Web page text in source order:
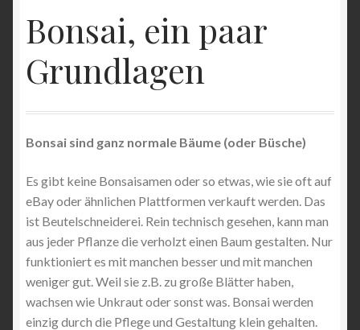
Front Page
Infos zur Onlineaustellung des AK Lorsch (Aussteller)
Mitarbeit
Mitglieder
Veranstaltungen
Kategorien
Bonsai, ein paar
Grundlagen
Bonsai sind ganz normale Bäume (oder Büsche)
Es gibt keine Bonsaisamen oder so etwas, wie sie oft auf
eBay oder ähnlichen Plattformen verkauft werden. Das
ist Beutelschneiderei. Rein technisch gesehen, kann man
aus jeder Pflanze die verholzt einen Baum gestalten. Nur
funktioniert es mit manchen besser und mit manchen
weniger gut. Weil sie z.B. zu große Blätter haben,
wachsen wie Unkraut oder sonst was. Bonsai werden
einzig durch die Pflege und Gestaltung klein gehalten.